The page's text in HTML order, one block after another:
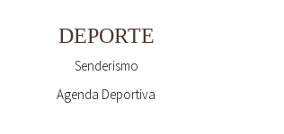
DEPORTE
Senderismo
Agenda Deportiva